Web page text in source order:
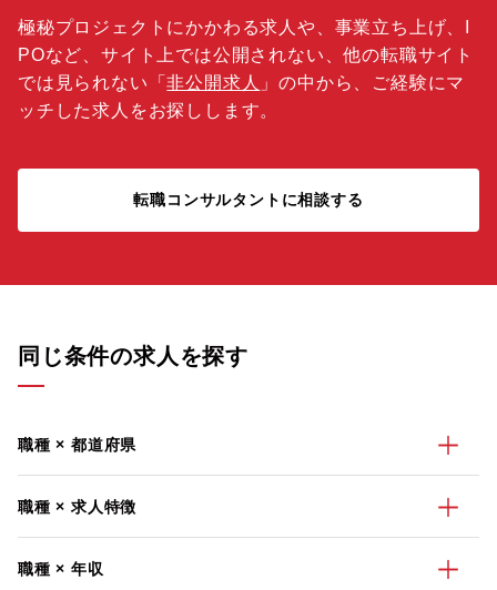
極秘プロジェクトにかかわる求人や、事業立ち上げ、I
POなど、サイト上では公開されない、他の転職サイト
では見られない「非公開求人 」の中から、ご経験にマ
ッチした求人をお探しします。
転職コンサルタントに相談する
同じ条件の求人を探す
職種 × 都道府県
職種 × 求人特徴
職種 × 年収